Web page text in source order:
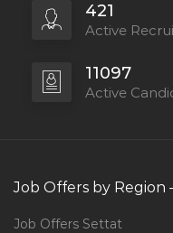
421
Active
11097
Active
Job Offers by Region
Job Offers Settat